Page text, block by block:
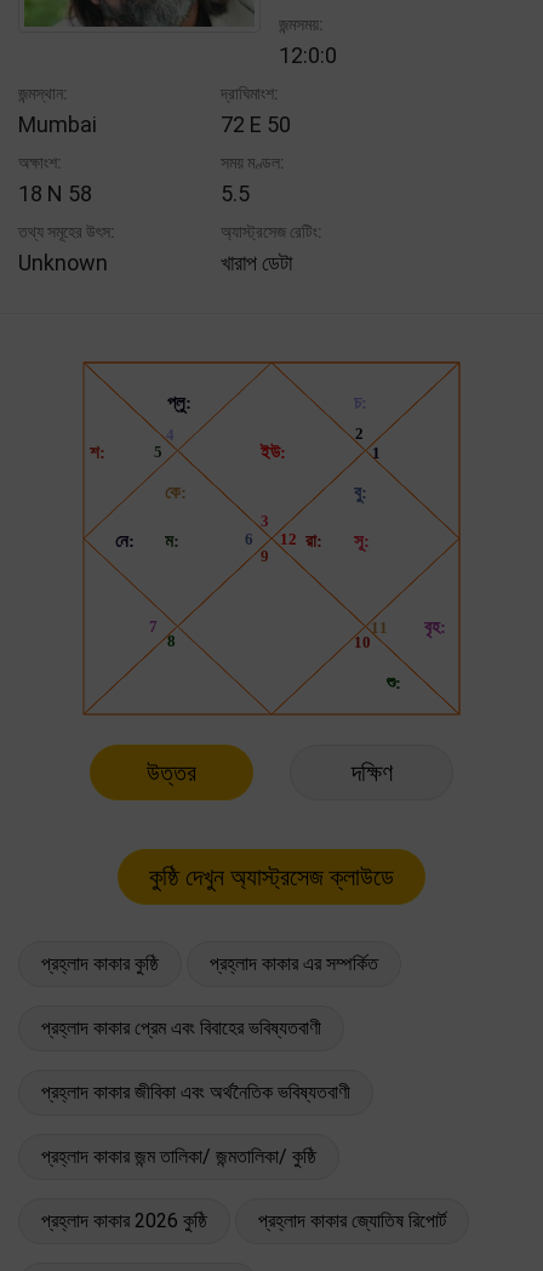
জন্মসময়:
12:0:0
জন্মস্থান:
Mumbai
দ্রাঘিমাংশ:
72 E 50
অক্ষাংশ:
18 N 58
সময় মণ্ডল:
5.5
তথ্য সমূহের উৎস:
Unknown
অ্যাস্ট্রসেজ রেটিং:
খারাপ ডেটা
উত্তর দক্ষিণ
প্রহ্লাদ কাকার কুষ্ঠি প্রহ্লাদ কাকার এর সম্পর্কিত
প্রহ্লাদ কাকার প্রেম এবং বিবাহের ভবিষ্যতবাণী
প্রহ্লাদ কাকার জীবিকা এবং অর্থনৈতিক ভবিষ্যতবাণী
প্রহ্লাদ কাকার জন্ম তালিকা/ জন্মতালিকা/ কুষ্ঠি
প্রহ্লাদ কাকার 2026 কুষ্ঠি প্রহ্লাদ কাকার জ্যোতিষ রিপোর্ট